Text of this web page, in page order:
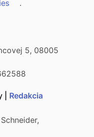
.
5, 08005
| Redakcia